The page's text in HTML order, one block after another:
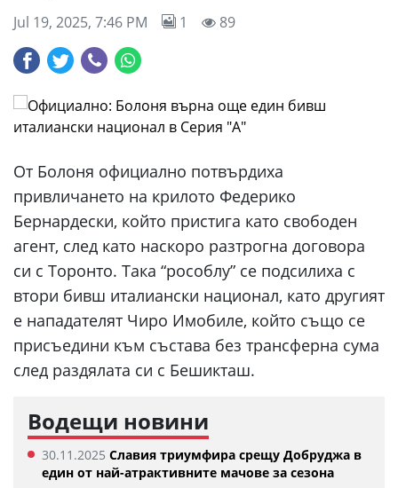
Jul 19, 2025, 7:46 PM 1 89
От Болоня официално потвърдиха
привличането на крилото Федерико
Бернардески, който пристига като свободен
агент, след като наскоро разтрогна договора
си с Торонто. Така “рособлу” се подсилиха с
втори бивш италиански национал, като другият
е нападателят Чиро Имобиле, който също се
присъедини към състава без трансферна сума
след раздялата си с Бешикташ.
Водещи новини
30.11.2025 Славия триумфира срещу Добруджа в
един от най-атрактивните мачове за сезона